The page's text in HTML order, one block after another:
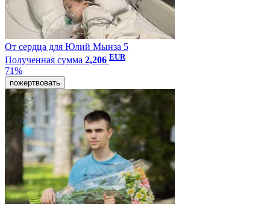
От сердца для Юлий Мынза 5
Полученная сумма 2,206 EUR
71%
пожертвовать